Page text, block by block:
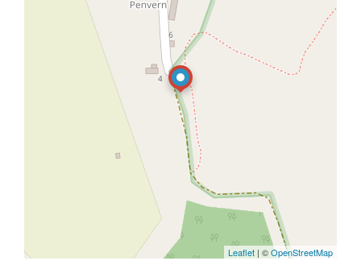
Leaflet | ©OpenStreetMap